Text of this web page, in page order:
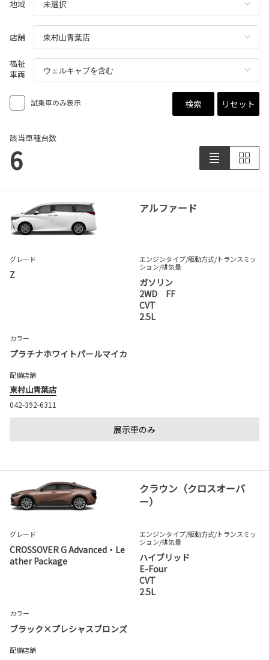
地域
店舗
福祉
車両
試乗車のみ表示 検索 リセット
該当車種台数
6
アルファード
グレード
Z
エンジンタイプ/駆動方式/トランスミッ
ション/排気量
ガソリン
2WD FF
CVT
2.5L
カラー
プラチナホワイトパールマイカ
配備店舗
東村山青葉店
042-392-6311
展示車のみ
クラウン（クロスオーバ
ー）
グレード
CROSSOVER G Advanced・Le
ather Package
エンジンタイプ/駆動方式/トランスミッ
ション/排気量
ハイブリッド
E-Four
CVT
2.5L
カラー
ブラック×プレシャスブロンズ
配備店舗